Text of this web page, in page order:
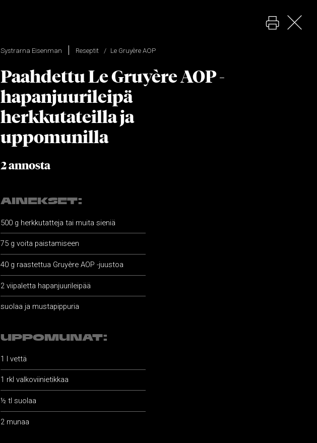
Systrarna Eisenman Reseptit Le Gruyère AOP
Paahdettu Le Gruyère AOP -
hapanjuurileipä
herkkutateilla ja
uppomunilla
2 annosta
AINEKSET:
500 g herkkutatteja tai muita sieniä
75 g voita paistamiseen
40 g raastettua Gruyère AOP -juustoa
2 viipaletta hapanjuurileipää
suolaa ja mustapippuria
UPPOMUNAT:
1 l vettä
1 rkl valkoviinietikkaa
½ tl suolaa
2 munaa